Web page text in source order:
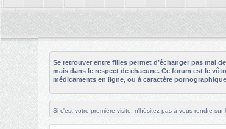
Se retrouver entre filles permet d’échanger pas mal
mais dans le respect de chacune. Ce forum est le
médicaments en ligne, ou à caractère
Si c'est votre première visite, n'hésitez pas à vous rendre sur